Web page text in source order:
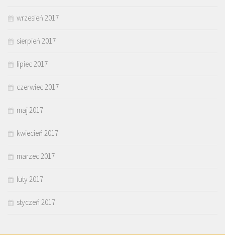
wrzesień 2017
sierpień 2017
lipiec 2017
czerwiec 2017
maj 2017
kwiecień 2017
marzec 2017
luty 2017
styczeń 2017